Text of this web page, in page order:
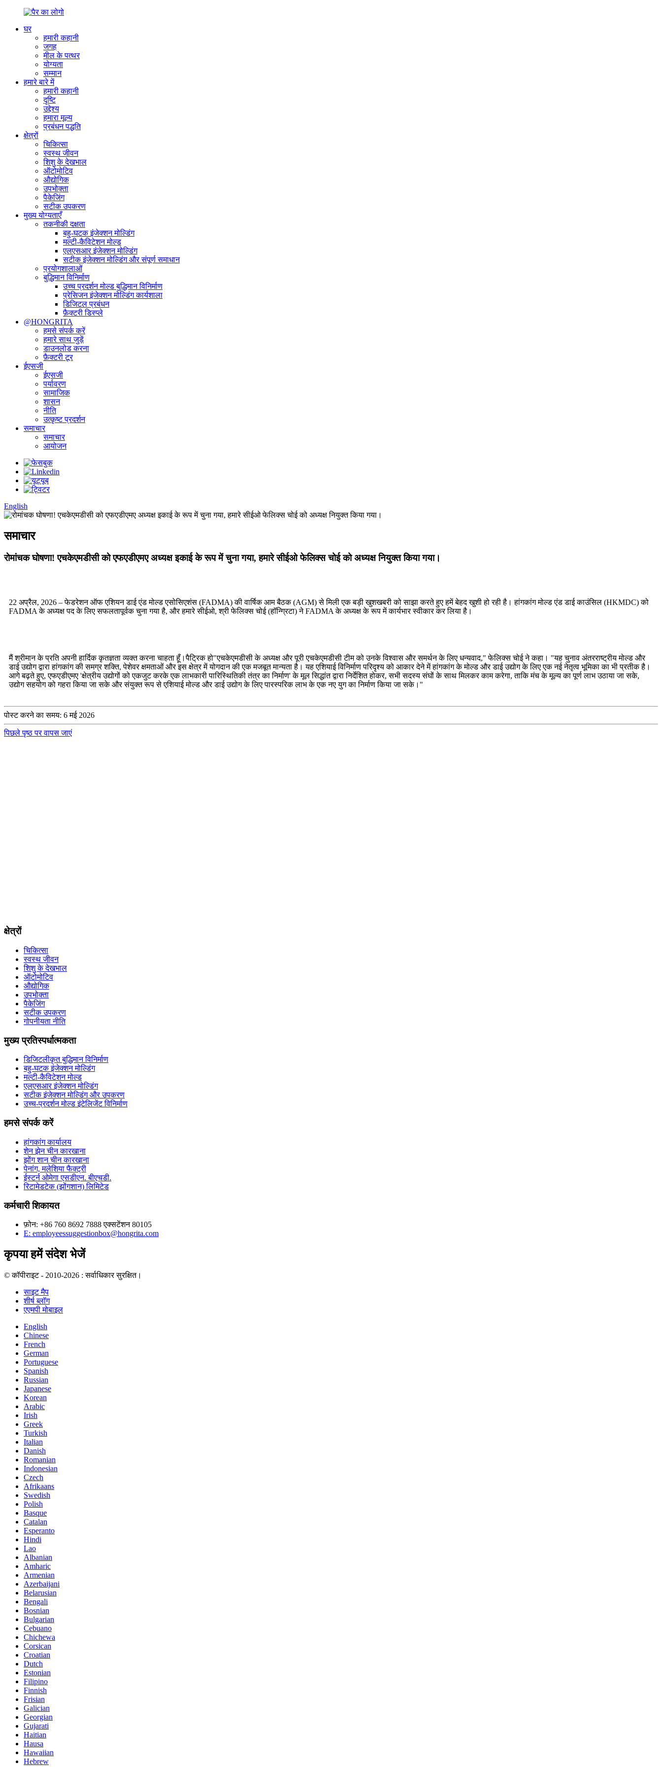
घर
हमारी कहानी
जगह
मील के पत्थर
योग्यता
सम्मान
हमारे बारे में
हमारी कहानी
दृष्टि
उद्देश्य
हमारा मूल्य
प्रबंधन पद्धति
क्षेत्रों
चिकित्सा
स्वस्थ जीवन
शिशु के देखभाल
ऑटोमोटिव
औद्योगिक
उपभोक्ता
पैकेजिंग
सटीक उपकरण
मुख्य योग्यताएँ
तकनीकी दक्षता
बहु-घटक इंजेक्शन मोल्डिंग
मल्टी-कैविटेशन मोल्ड
एलएसआर इंजेक्शन मोल्डिंग
सटीक इंजेक्शन मोल्डिंग और संपूर्ण समाधान
प्रयोगशालाओं
बुद्धिमान विनिर्माण
उच्च प्रदर्शन मोल्ड बुद्धिमान विनिर्माण
प्रेसिजन इंजेक्शन मोल्डिंग कार्यशाला
डिजिटल प्रबंधन
फ़ैक्टरी डिस्प्ले
@HONGRITA
हमसे संपर्क करें
हमारे साथ जुड़ें
डाउनलोड करना
फ़ैक्टरी टूर
ईएसजी
ईएसजी
पर्यावरण
सामाजिक
शासन
नीति
उत्कृष्ट प्रदर्शन
समाचार
समाचार
आयोजन
English
समाचार
रोमांचक घोषणा! एचकेएमडीसी को एफएडीएमए अध्यक्ष इकाई के रूप में चुना गया, हमारे सीईओ फेलिक्स चोई को अध्यक्ष नियुक्त किया गया।
22 अप्रैल, 2026 – फेडरेशन ऑफ एशियन डाई एंड मोल्ड एसोसिएशंस (FADMA) की वार्षिक आम बैठक (AGM) से मिली एक बड़ी खुशखबरी को साझा करते हुए हमें बेहद खुशी हो रही है। हांगकांग मोल्ड एंड डाई काउंसिल (HKMDC) को
FADMA के अध्यक्ष पद के लिए सफलतापूर्वक चुना गया है, और हमारे सीईओ, श्री फेलिक्स चोई (हॉन्ग्रिटा) ने FADMA के अध्यक्ष के रूप में कार्यभार स्वीकार कर लिया है।
मैं श्रीमान के प्रति अपनी हार्दिक कृतज्ञता व्यक्त करना चाहता हूँ।पैट्रिक हो"एचकेएमडीसी के अध्यक्ष और पूरी एचकेएमडीसी टीम को उनके विश्वास और समर्थन के लिए धन्यवाद," फेलिक्स चोई ने कहा। "यह चुनाव अंतरराष्ट्रीय मोल्ड और
डाई उद्योग द्वारा हांगकांग की समग्र शक्ति, पेशेवर क्षमताओं और इस क्षेत्र में योगदान की एक मजबूत मान्यता है। यह एशियाई विनिर्माण परिदृश्य को आकार देने में हांगकांग के मोल्ड और डाई उद्योग के लिए एक नई नेतृत्व भूमिका का भी प्रतीक है।
आगे बढ़ते हुए, एफएडीएमए 'क्षेत्रीय उद्योगों को एकजुट करके एक लाभकारी पारिस्थितिकी तंत्र का निर्माण' के मूल सिद्धांत द्वारा निर्देशित होकर, सभी सदस्य संघों के साथ मिलकर काम करेगा, ताकि मंच के मूल्य का पूर्ण लाभ उठाया जा सके,
उद्योग सहयोग को गहरा किया जा सके और संयुक्त रूप से एशियाई मोल्ड और डाई उद्योग के लिए पारस्परिक लाभ के एक नए युग का निर्माण किया जा सके।"
पोस्ट करने का समय: 6 मई 2026
पिछले पृष्ठ पर वापस जाएं
क्षेत्रों
चिकित्सा
स्वस्थ जीवन
शिशु के देखभाल
ऑटोमोटिव
औद्योगिक
उपभोक्ता
पैकेजिंग
सटीक उपकरण
गोपनीयता नीति
मुख्य प्रतिस्पर्धात्मकता
डिजिटलीकृत बुद्धिमान विनिर्माण
बहु-घटक इंजेक्शन मोल्डिंग
मल्टी-कैविटेशन मोल्ड
एलएसआर इंजेक्शन मोल्डिंग
सटीक इंजेक्शन मोल्डिंग और उपकरण
उच्च-प्रदर्शन मोल्ड इंटेलिजेंट विनिर्माण
हमसे संपर्क करें
हांगकांग कार्यालय
शेन झेन चीन कारखाना
झोंग शान चीन कारखाना
पेनांग, मलेशिया फैक्ट्री
ईस्टर्न ओमेगा एसडीएन. बीएचडी.
रिटामेडटेक (झोंगशान) लिमिटेड
कर्मचारी शिकायत
फ़ोन: +86 760 8692 7888 एक्सटेंशन 80105
E: employeessuggestionbox@hongrita.com
कृपया हमें संदेश भेजें
© कॉपीराइट - 2010-2026 : सर्वाधिकार सुरक्षित।
साइट मैप
शीर्ष ब्लॉग
एएमपी मोबाइल
English
Chinese
French
German
Portuguese
Spanish
Russian
Japanese
Korean
Arabic
Irish
Greek
Turkish
Italian
Danish
Romanian
Indonesian
Czech
Afrikaans
Swedish
Polish
Basque
Catalan
Esperanto
Hindi
Lao
Albanian
Amharic
Armenian
Azerbaijani
Belarusian
Bengali
Bosnian
Bulgarian
Cebuano
Chichewa
Corsican
Croatian
Dutch
Estonian
Filipino
Finnish
Frisian
Galician
Georgian
Gujarati
Haitian
Hausa
Hawaiian
Hebrew